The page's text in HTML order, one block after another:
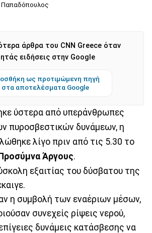
Παπαδόπουλος
άρθρα του CNN Greece όταν
ειδήσεις στην Google
ως προτιμώμενη πηγή
στα αποτελέσματα Google
ύστερα από υπεράνθρωπες
πυροσβεστικών δυνάμεων, η
λίγο πριν από τις 5.30 το
Άργους.
εξαιτίας του δύσβατου της
η συμβολή των εναέριων μέσων,
συνεχείς ρίψεις νερού,
δυνάμεις κατάσβεσης να